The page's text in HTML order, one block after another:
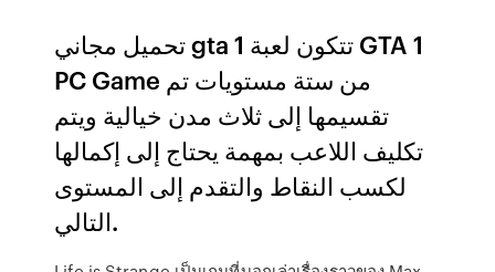
تحميل مجاني gta 1 تتكون لعبة GTA 1
PC Game من ستة مستويات تم
تقسيمها إلى ثلاث مدن خيالية ويتم
تكليف اللاعب بمهمة يحتاج إلى إكمالها
لكسب النقاط والتقدم إلى المستوى
التالي.